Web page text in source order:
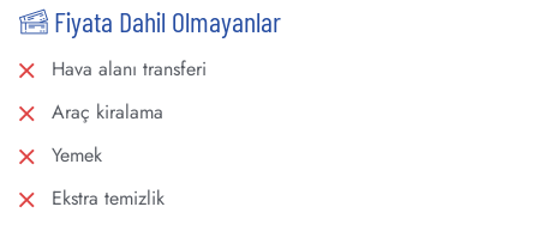
Fiyata Dahil Olmayanlar
Hava alanı transferi
Araç kiralama
Yemek
Ekstra temizlik